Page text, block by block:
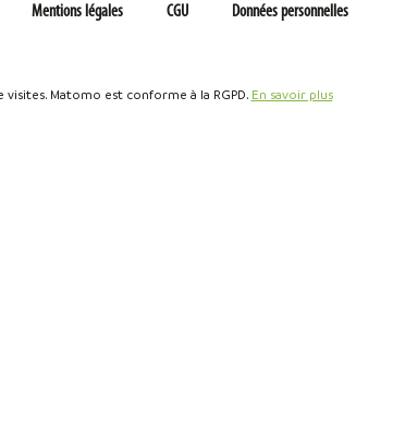
Mentions légales CGU Données personnelles
Matomo est conforme à la RGPD. En savoir plus